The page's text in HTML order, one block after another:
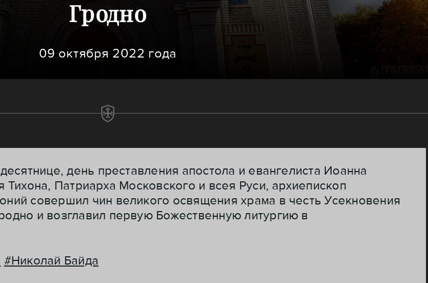
Гродно
09 октября 2022 года
день преставления апостола и евангелиста Иоанна
Тихона, Патриарха Московского и всея Руси, архиепископ
совершил чин великого освящения храма в честь Усекновения
и возглавил первую Божественную литургию в
#Николай Байда